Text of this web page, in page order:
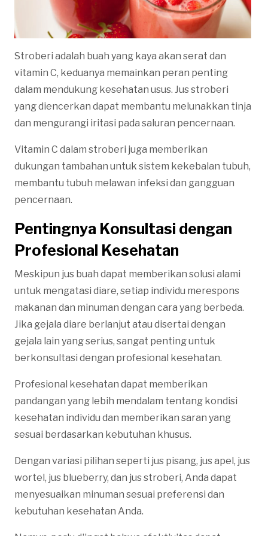
Stroberi adalah buah yang kaya akan serat dan
vitamin C, keduanya memainkan peran penting
dalam mendukung kesehatan usus. Jus stroberi
yang diencerkan dapat membantu melunakkan tinja
dan mengurangi iritasi pada saluran pencernaan.
Vitamin C dalam stroberi juga memberikan
dukungan tambahan untuk sistem kekebalan tubuh,
membantu tubuh melawan infeksi dan gangguan
pencernaan.
Pentingnya Konsultasi dengan
Profesional Kesehatan
Meskipun jus buah dapat memberikan solusi alami
untuk mengatasi diare, setiap individu merespons
makanan dan minuman dengan cara yang berbeda.
Jika gejala diare berlanjut atau disertai dengan
gejala lain yang serius, sangat penting untuk
berkonsultasi dengan profesional kesehatan.
Profesional kesehatan dapat memberikan
pandangan yang lebih mendalam tentang kondisi
kesehatan individu dan memberikan saran yang
sesuai berdasarkan kebutuhan khusus.
Dengan variasi pilihan seperti jus pisang, jus apel, jus
wortel, jus blueberry, dan jus stroberi, Anda dapat
menyesuaikan minuman sesuai preferensi dan
kebutuhan kesehatan Anda.